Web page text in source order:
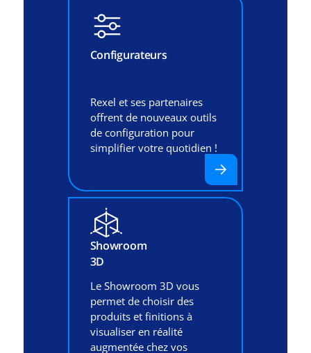
Configurateurs
Rexel et ses partenaires
offrent de nouveaux outils
de configuration pour
simplifier votre quotidien !
Showroom
3D
Le Showroom 3D vous
permet de choisir des
produits et finitions à
visualiser en réalité
augmentée chez vos